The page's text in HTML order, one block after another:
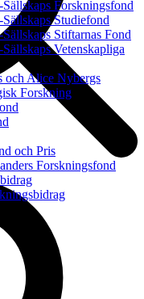
Forskningsfond
Studiefond
Stiftarnas Fond
Vetenskapliga
och Alice Nybergs
Forskning
och Pris
Forskningsfond